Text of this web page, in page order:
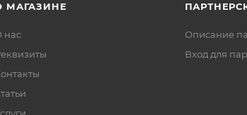
МАГАЗИНЕ
нас
Описание
Вход для